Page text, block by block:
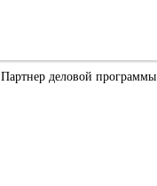
Партнер деловой программы